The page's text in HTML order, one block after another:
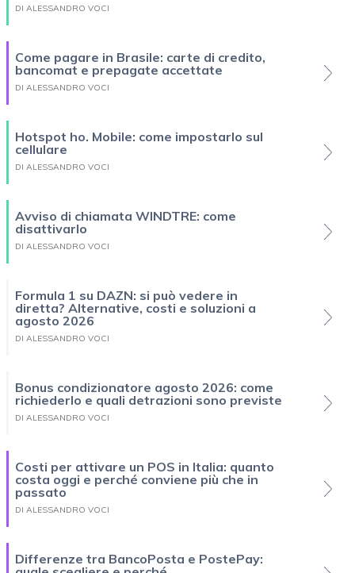
DI ALESSANDRO VOCI
Come pagare in Brasile: carte di credito,
bancomat e prepagate accettate
DI ALESSANDRO VOCI
Hotspot ho. Mobile: come impostarlo sul
cellulare
DI ALESSANDRO VOCI
Avviso di chiamata WINDTRE: come
disattivarlo
DI ALESSANDRO VOCI
Formula 1 su DAZN: si può vedere in
diretta? Alternative, costi e soluzioni a
agosto 2026
DI ALESSANDRO VOCI
Bonus condizionatore agosto 2026: come
richiederlo e quali detrazioni sono previste
DI ALESSANDRO VOCI
Costi per attivare un POS in Italia: quanto
costa oggi e perché conviene più che in
passato
DI ALESSANDRO VOCI
Differenze tra BancoPosta e PostePay: